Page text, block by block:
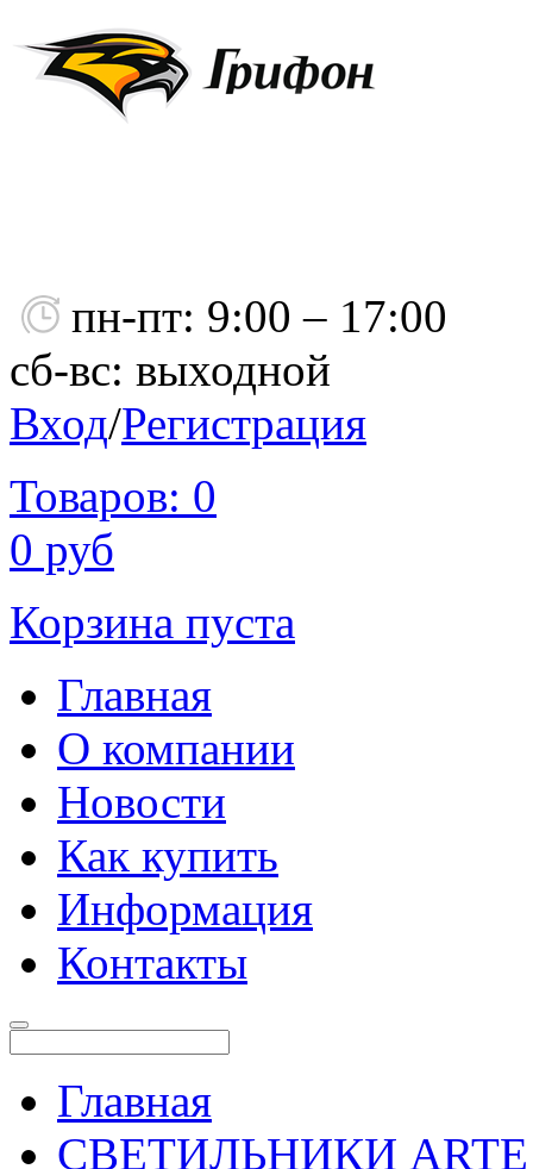
пн-пт: 9:00 – 17:00
сб-вс: выходной
Вход/Регистрация
Товаров: 0
0 руб
Корзина пуста
Главная
О компании
Новости
Как купить
Информация
Контакты
Главная
СВЕТИЛЬНИКИ ARTE